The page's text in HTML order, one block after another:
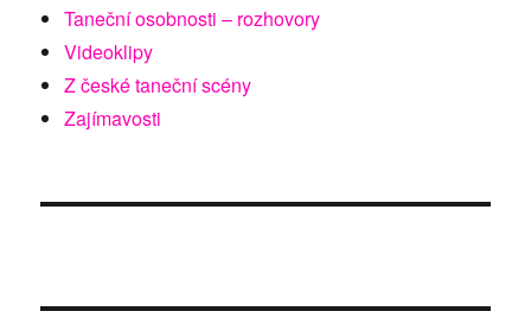
Taneční osobnosti – rozhovory
Videoklipy
Z české taneční scény
Zajímavosti